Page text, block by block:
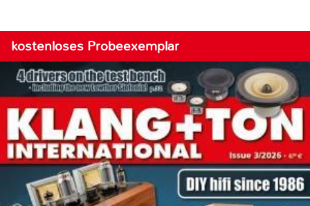
kostenloses Probeexemplar